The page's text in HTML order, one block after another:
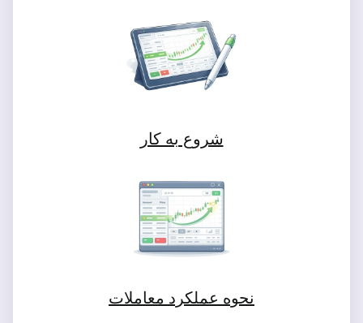
شروع به کار
نحوه عملکرد معاملات